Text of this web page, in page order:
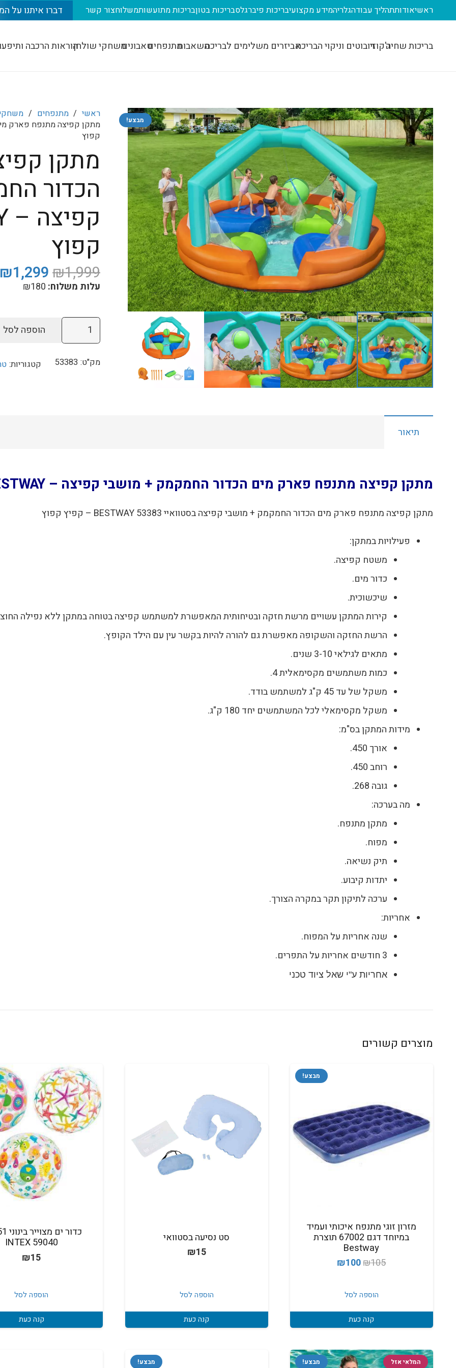
ראשיאודותתהליך עבודהגלריהמידע מקצועיבריכות פיברגלסבריכות בטוןבריכות מתועשותמשלוחצור קשר דברו איתנו על
בריכות שחיהג'קוזירובוטים וניקוי הבריכהאביזרים משלימים לבריכהמשאבותמתנפחיםטאבוניםמשחקי שולחןהוראות הרכבה
מבצע!
ראשי / מתנפחים /
קפוץ
מתקן
הכדור
קפוץ
₪1,999 המחיר
המקורי
₪1,299
עלות משלוח: ₪180
כמות
של
קפיצה
קפיצה
BESTWAY
הוספה לסל
מק"ט: 53383 קטגוריות:
תיאור
מתקן קפיצה מתנפח פארק מים הכדור החמקמק + מושבי קפיצה – BESTWAY – קפיץ קפוץ
מתקן קפיצה מתנפח פארק מים הכדור החמקמק + מושבי קפיצה בסטוואיי BESTWAY 53383 – קפיץ קפוץ
פעילויות במתקן:
משטח קפיצה.
כדור מים.
שיכשוכית.
קירות המתקן עשויים מרשת חזקה ובטיחותית המאפשרת למשתמש קפיצה בטוחה במתקן ללא נפילה
הרשת החזקה והשקופה מאפשרת גם להורה להיות בקשר עין עם הילד הקופץ.
מתאים לגילאי 3-10 שנים.
כמות משתמשים מקסימאלית 4.
משקל של עד 45 ק"ג למשתמש בודד.
משקל מקסימאלי לכל המשתמשים יחד 180 ק"ג.
מידות המתקן בס"מ:
אורך 450.
רוחב 450.
גובה 268.
מה בערכה:
מתקן מתנפח.
מפוח.
תיק נשיאה.
יתדות קיבוע.
ערכה לתיקון תקר במקרה הצורך.
אחריות:
שנה אחריות על המפוח.
3 חודשים אחריות על התפרים.
אחריות ע"י שאל ציוד טכני
מוצרים קשורים
מבצע!
מזרון זוגי מתנפח איכותי ועמיד
במיוחד דגם 67002 תוצרת
Bestway
₪105
המחיר
היה:
₪100
המחיר
הוספה לסל
קנה כעת
סט נסיעה בסטוואי
₪15
הוספה לסל
קנה כעת
INTEX 59040
₪15
הוספה לסל
קנה כעת
מבצע! המלאי אזל מבצע!